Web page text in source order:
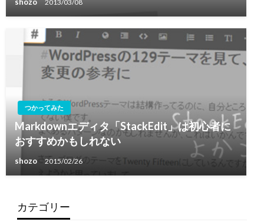
shozo 2013/03/08
つかってみた
Markdownエディタ「StackEdit」は初心者に
おすすめかもしれない
shozo 2015/02/26
カテゴリー